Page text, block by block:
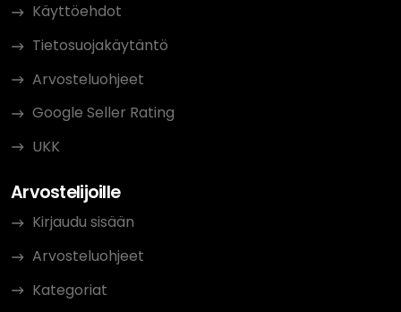
Käyttöehdot
Tietosuojakäytäntö
Arvosteluohjeet
Google Seller Rating
UKK
Arvostelijoille
Kirjaudu sisään
Arvosteluohjeet
Kategoriat